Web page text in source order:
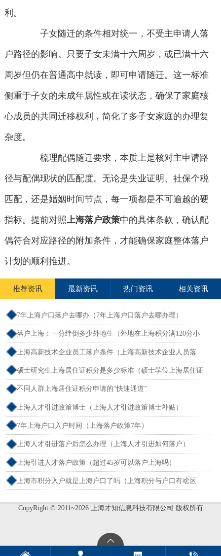
利。
子女随迁的条件相对统一，不受主申请人落
户路径的影响。只要子女未满十六周岁，或已满十六
周岁但仍在普通高中就读，即可申请随迁。这一标准
侧重于子女的未成年属性或在读状态，确保了家庭核
心成员的共同迁移权利，简化了多子女家庭的办理复
杂度。
梳理配偶随迁要求，本质上是核对主申请路
径与配偶现状的匹配度。无论是失业证明、社保个税
匹配，还是婚姻时间节点，每一项都是不可逾越的硬
指标。提前对照上海落户政策中的具体条款，确认配
偶符合对应路径的附加条件，才能确保家庭整体落户
计划的顺利推进。
推荐资讯 最新资讯 热门资讯 相关资讯
7年上海户口落户去哪办（7年上海户口落户去哪办理）
落户上海：一分绊倒多少外地生（外地在上海积分满120分小
孩可以考上海大学吗）
上海高新技术企业员工落户条件（上海高新技术企业人员落
户）
硕士研究生上海居住证积分是多少标准（硕士学位上海居住证
积分）
不同人群上海居住证积分申请的“快速通道”
上海人才引进政策博士（上海人才引进政策博士补贴）
7年上海户口入户时间（上海落户政策7年）
上海人才引进落户后怎么办理（上海人才引进如何落户）
上海引进人才落户政策（超过45岁可以落户上海吗）
上海市积分入户就是上海户口了吗（上海积分与户口有啥区
CopyRight © 2011~2026 上海才知信息科技有限公司 版权所有